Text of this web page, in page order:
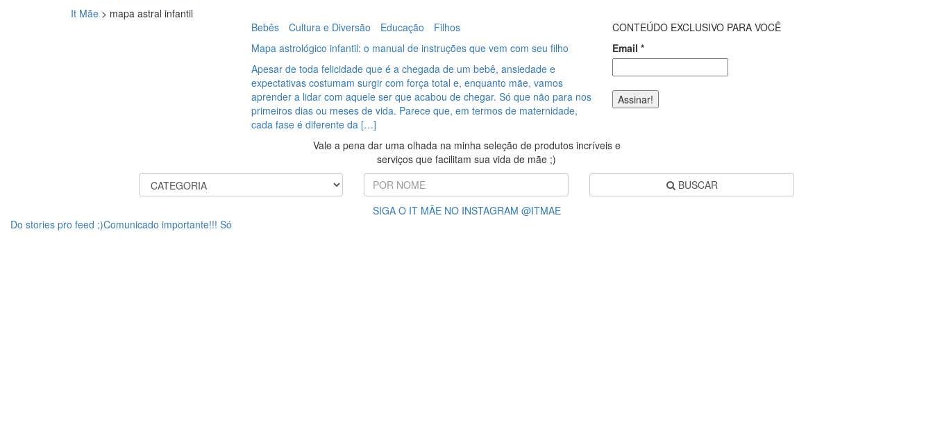
It Mãe > mapa astral infantil
Bebês
Cultura e Diversão Educação
Filhos
Mapa astrológico infantil: o manual de instruções que vem com seu filho
Apesar de toda felicidade que é a chegada de um bebê, ansiedade e
expectativas costumam surgir com força total e, enquanto mãe, vamos
aprender a lidar com aquele ser que acabou de chegar. Só que não para nos
primeiros dias ou meses de vida. Parece que, em termos de maternidade,
cada fase é diferente da […]
CONTEÚDO EXCLUSIVO PARA VOCÊ
Email *
Vale a pena dar uma olhada na minha seleção de produtos incríveis e
serviços que facilitam sua vida de mãe ;)
BUSCAR
SIGA O IT MÃE NO INSTAGRAM @ITMAE
Do stories pro feed ;)Comunicado importante!!! Só